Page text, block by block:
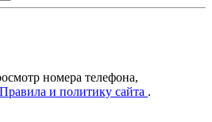
номера телефона,
Правила и политику сайта .